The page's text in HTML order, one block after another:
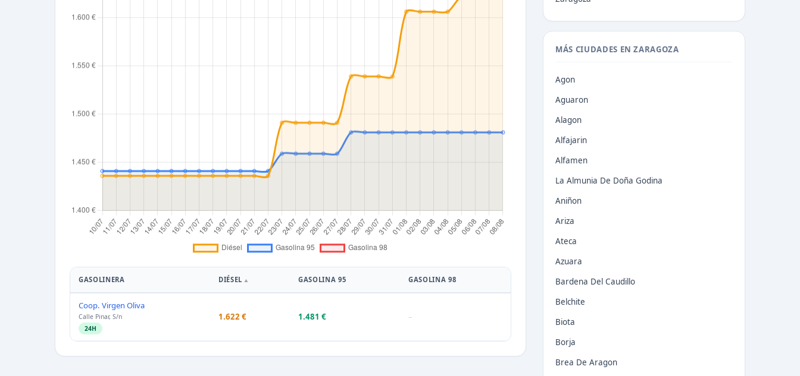
GASOLINERA DIÉSEL GASOLINA 95 GASOLINA 98
Coop. Virgen Oliva
Calle Pinar, S/n
24H
1.622 € 1.481 € –
MÁS CIUDADES EN ZARAGOZA
Agon
Aguaron
Alagon
Alfajarin
Alfamen
La Almunia De Doña Godina
Aniñon
Ariza
Ateca
Azuara
Bardena Del Caudillo
Belchite
Biota
Borja
Brea De Aragon